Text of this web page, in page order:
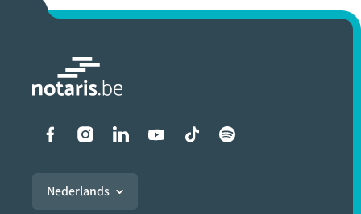
Liens vers les réseaux
Nederlands